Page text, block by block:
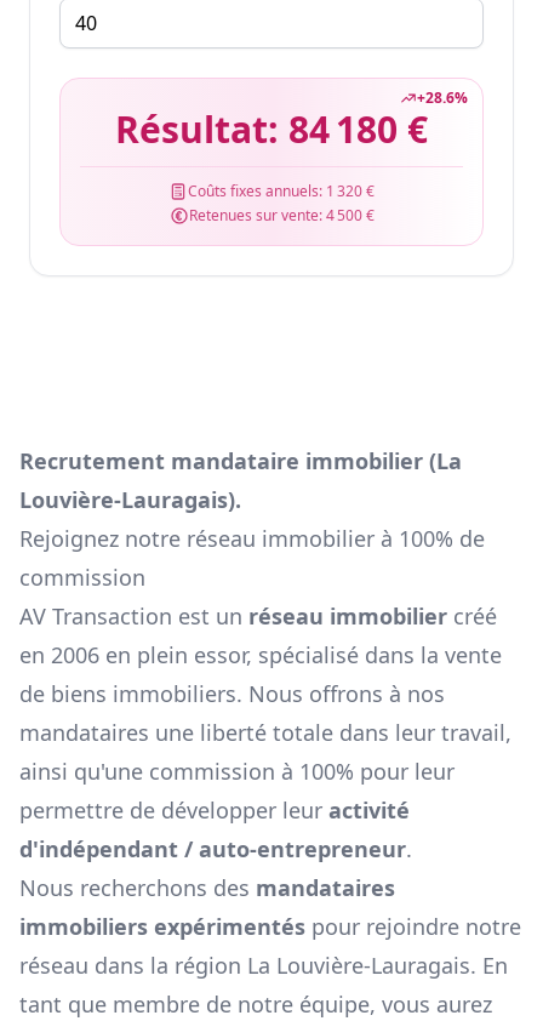
+28.6%
Résultat: 84 180 €
Coûts fixes annuels: 1 320 €
Retenues sur vente:4 500 €
Recrutement mandataire immobilier (La
Louvière-Lauragais).
Rejoignez notre réseau immobilier à 100% de
commission
AV Transaction est un réseau immobilier créé
en 2006 en plein essor, spécialisé dans la vente
de biens immobiliers. Nous offrons à nos
mandataires une liberté totale dans leur travail,
ainsi qu'une commission à 100% pour leur
permettre de développer leur activité
d'indépendant / auto-entrepreneur.
Nous recherchons des mandataires
immobiliers expérimentés pour rejoindre notre
réseau dans la région La Louvière-Lauragais. En
tant que membre de notre équipe, vous aurez